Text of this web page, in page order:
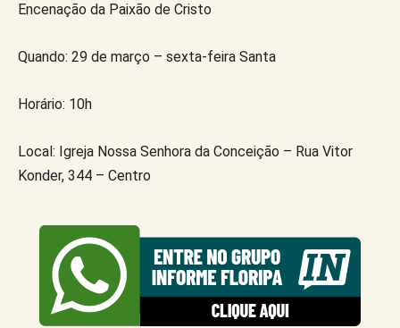
Encenação da Paixão de Cristo
Quando: 29 de março – sexta-feira Santa
Horário: 10h
Local: Igreja Nossa Senhora da Conceição – Rua Vitor
Konder, 344 – Centro